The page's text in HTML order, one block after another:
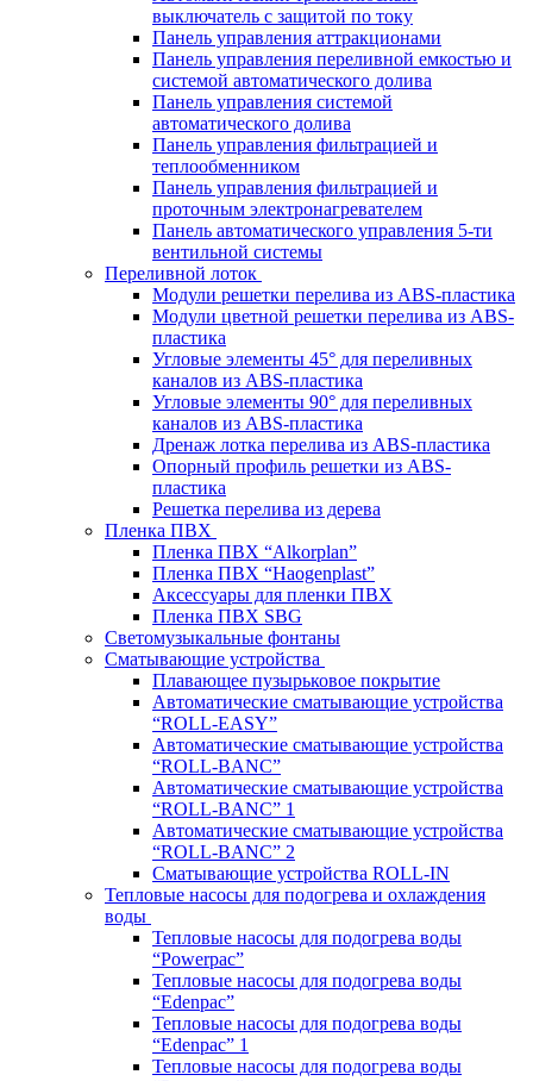
выключатель с защитой по току
Панель управления аттракционами
Панель управления переливной емкостью и
системой автоматического долива
Панель управления системой
автоматического долива
Панель управления фильтрацией и
теплообменником
Панель управления фильтрацией и
проточным электронагревателем
Панель автоматического управления 5-ти
вентильной системы
Переливной лоток
Модули решетки перелива из ABS-пластика
Модули цветной решетки перелива из ABS-
пластика
Угловые элементы 45° для переливных
каналов из ABS-пластика
Угловые элементы 90° для переливных
каналов из ABS-пластика
Дренаж лотка перелива из ABS-пластика
Опорный профиль решетки из ABS-
пластика
Решетка перелива из дерева
Пленка ПВХ
Пленка ПВХ “Alkorplan”
Пленка ПВХ “Haogenplast”
Аксессуары для пленки ПВХ
Пленка ПВХ SBG
Светомузыкальные фонтаны
Сматывающие устройства
Плавающее пузырьковое покрытие
Автоматические сматывающие устройства
“ROLL-EASY”
Автоматические сматывающие устройства
“ROLL-BANC”
Автоматические сматывающие устройства
“ROLL-BANC” 1
Автоматические сматывающие устройства
“ROLL-BANC” 2
Сматывающие устройства ROLL-IN
Тепловые насосы для подогрева и охлаждения
воды
Тепловые насосы для подогрева воды
“Powerpac”
Тепловые насосы для подогрева воды
“Edenpac”
Тепловые насосы для подогрева воды
“Edenpac” 1
Тепловые насосы для подогрева воды